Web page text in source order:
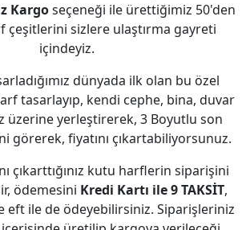
Kargoseçeneği ile ürettiğimiz 50'den
çeşitlerini sizlere ulaştırma gayreti
içindeyiz.
dünyada ilk olan bu özel
tasarlayıp, kendi cephe, bina, duvar
üzerine yerleştirerek, 3 Boyutlu son
görerek, fiyatını çıkartabiliyorsunuz.
çıkarttığınız kutu harflerin siparişini
ödemesini Kredi Kartı ile 9 TAKSİT,
eft ile de ödeyebilirsiniz. Siparişleriniz